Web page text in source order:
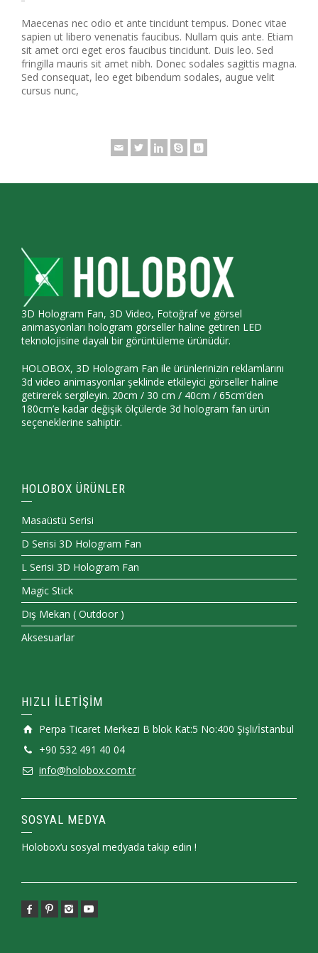
Maecenas nec odio et ante tincidunt tempus. Donec vitae
sapien ut libero venenatis faucibus. Nullam quis ante. Etiam
sit amet orci eget eros faucibus tincidunt. Duis leo. Sed
fringilla mauris sit amet nibh. Donec sodales sagittis magna.
Sed consequat, leo eget bibendum sodales, augue velit
cursus nunc,
3D Hologram Fan, 3D Video, Fotoğraf ve görsel
animasyonları hologram görseller haline getiren LED
teknolojisine dayalı bir görüntüleme ürünüdür.
HOLOBOX, 3D Hologram Fan ile ürünlerinizin reklamlarını
3d video animasyonlar şeklinde etkileyici görseller haline
getirerek sergileyin. 20cm / 30 cm / 40cm / 65cm’den
180cm’e kadar değişik ölçülerde 3d hologram fan ürün
seçeneklerine sahiptir.
HOLOBOX ÜRÜNLER
Masaüstü Serisi
D Serisi 3D Hologram Fan
L Serisi 3D Hologram Fan
Magic Stick
Dış Mekan ( Outdoor )
Aksesuarlar
HIZLI İLETİŞİM
Perpa Ticaret Merkezi B blok Kat:5 No:400 Şişli/İstanbul
+90 532 491 40 04
info@holobox.com.tr
SOSYAL MEDYA
Holobox’u sosyal medyada takip edin !